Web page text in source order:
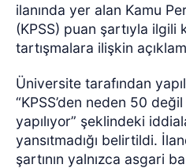
ilanında yer alan Kamu
(KPSS) puan şartıyla ilgili
tartışmalara ilişkin
Üniversite tarafından
“KPSS’den neden 50
yapılıyor” şeklindeki
yansıtmadığı belirtildi.
şartının yalnızca asgari